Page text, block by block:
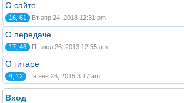
О сайте
16, 61 Вт апр 24, 2018 12:31 pm
О передаче
17, 46 Пт июл 26, 2013 12:55 am
О гитаре
4, 12 Пн янв 26, 2015 3:17 am
Вход